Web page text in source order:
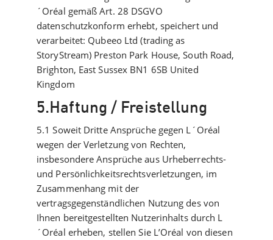
´Oréal gemäß Art. 28 DSGVO
datenschutzkonform erhebt, speichert und
verarbeitet: Qubeeo Ltd (trading as
StoryStream) Preston Park House, South Road,
Brighton, East Sussex BN1 6SB United
Kingdom
5.Haftung / Freistellung
5.1 Soweit Dritte Ansprüche gegen L´Oréal
wegen der Verletzung von Rechten,
insbesondere Ansprüche aus Urheberrechts-
und Persönlichkeitsrechtsverletzungen, im
Zusammenhang mit der
vertragsgegenständlichen Nutzung des von
Ihnen bereitgestellten Nutzerinhalts durch L
´Oréal erheben, stellen Sie L’Oréal von diesen